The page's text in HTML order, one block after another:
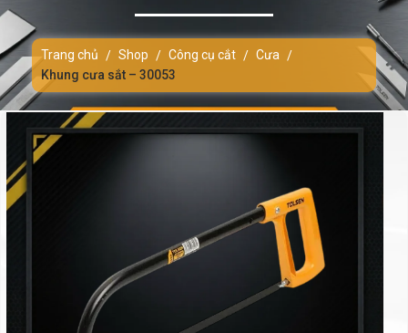
Trang chủ / Shop / Công cụ cắt / Cưa /
Khung cưa sắt – 30053